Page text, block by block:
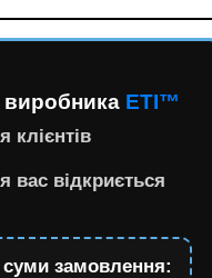
виробника ETI™
клієнтів
вас відкриється
суми замовлення: